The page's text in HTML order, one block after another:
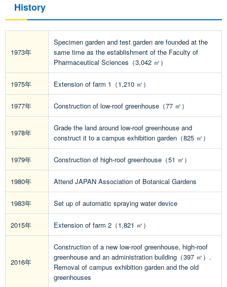
History
1973年
Specimen garden and test garden are founded at the
same time as the establishment of the Faculty of
Pharmaceutical Sciences（3,042 ㎡）
1975年 Extension of farm 1（1,210 ㎡）
1977年 Construction of low-roof greenhouse（77 ㎡）
1978年
Grade the land around low-roof greenhouse and
construct it to a campus exhibition garden（825 ㎡）
1979年 Construction of high-roof greenhouse（51 ㎡）
1980年 Attend JAPAN Association of Botanical Gardens
1983年 Set up of automatic spraying water device
2015年 Extension of farm 2（1,821 ㎡）
2016年
Construction of a new low-roof greenhouse, high-roof
greenhouse and an administration building（397 ㎡）.
Removal of campus exhibition garden and the old
greenhouses